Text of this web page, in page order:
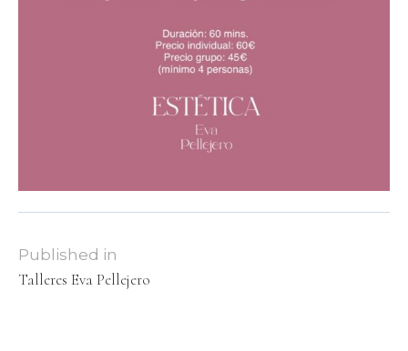
Published in
Talleres Eva Pellejero